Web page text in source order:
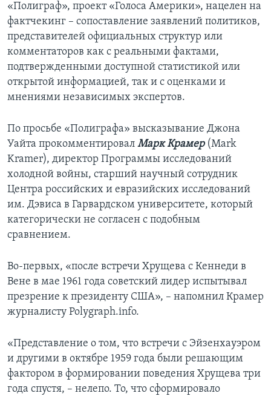
«Полиграф», проект «Голоса Америки», нацелен на
фактчекинг – сопоставление заявлений политиков,
представителей официальных структур или
комментаторов как с реальными фактами,
подтвержденными доступной статистикой или
открытой информацией, так и с оценками и
мнениями независимых экспертов.
По просьбе «Полиграфа» высказывание Джона
Уайта прокомментировал Марк Крамер(Mark
Kramer), директор Программы исследований
холодной войны, старший научный сотрудник
Центра российских и евразийских исследований
им. Дэвиса в Гарвардском университете, который
категорически не согласен с подобным
сравнением.
Во-первых, «после встречи Хрущева с Кеннеди в
Вене в мае 1961 года советский лидер испытывал
презрение к президенту США», – напомнил Крамер
журналисту Polygraph.info.
«Представление о том, что встречи с Эйзенхауэром
и другими в октябре 1959 года были решающим
фактором в формировании поведения Хрущева три
года спустя, – нелепо. То, что сформировало